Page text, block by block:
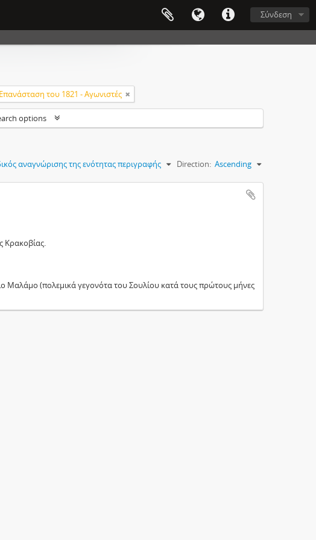
Σύνδεση
Επανάσταση του 1821 - Αγωνιστές
options
αναγνώρισης της ενότητας περιγραφής Direction: Ascending
Κρακοβίας.
Μαλάμο (πολεμικά γεγονότα του Σουλίου κατά τους πρώτους μήνες